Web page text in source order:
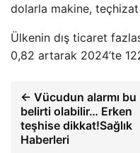
dolarla makine,
Ülkenin dış ticaret
0,82 artarak 2024’te
← Vücudun alarmı bu
belirti olabilir… Erken
teşhise dikkat!Sağlık
Haberleri